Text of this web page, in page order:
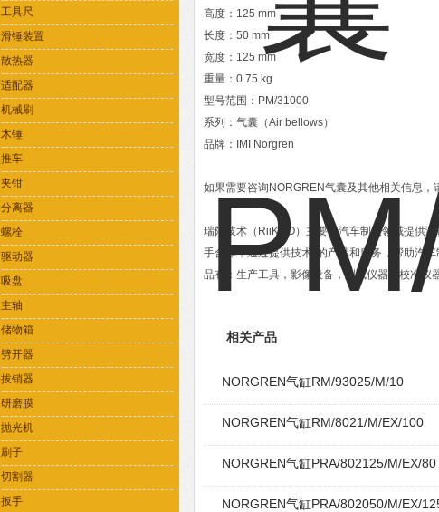
工具尺
滑锤装置
散热器
适配器
机械刷
木锤
推车
夹钳
分离器
螺栓
驱动器
吸盘
主轴
储物箱
劈开器
拔销器
研磨膜
抛光机
刷子
切割器
扳手
高度：125 mm
长度：50 mm
宽度：125 mm
重量：0.75 kg
型号范围：PM/31000
系列：气囊（Air bellows）
品牌：IMI Norgren
如果需要咨询NORGREN气囊及其他相关信息，
瑞阔技术（RiiKOO）主要为汽车制造领域提供
手合作，通过提供技术*的产品和服务，帮助汽
品有：生产工具，影像设备，测试仪器，校准
相关产品
NORGREN气缸RM/93025/M/10
NORGREN气缸RM/8021/M/EX/100
NORGREN气缸PRA/802125/M/EX/80
NORGREN气缸PRA/802050/M/EX/